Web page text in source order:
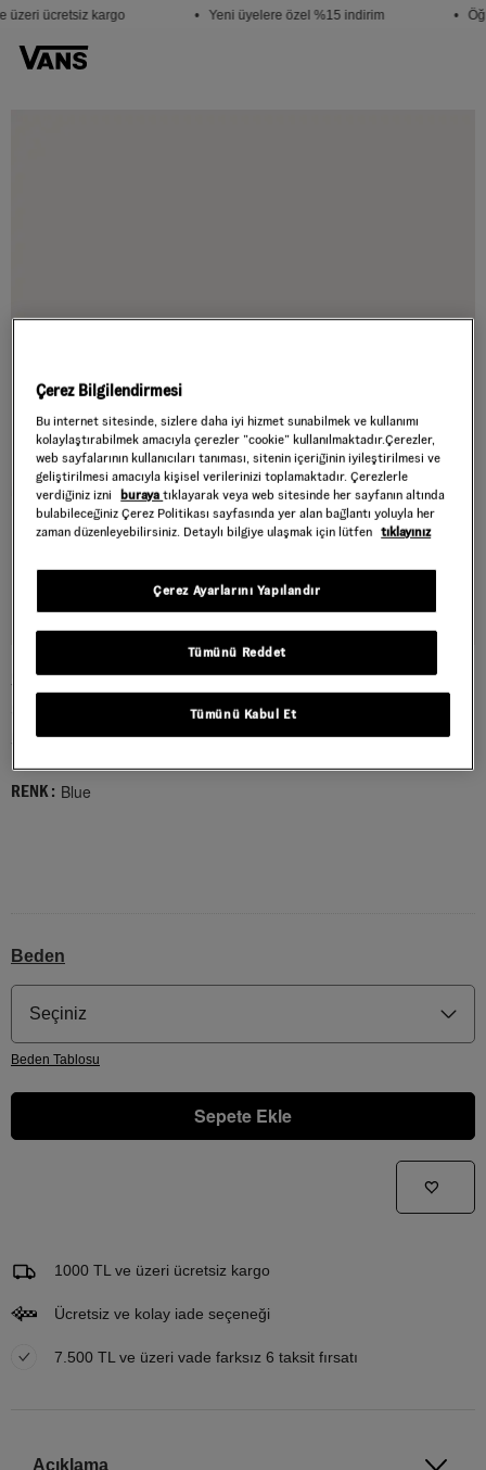
üzeri ücretsiz kargo • Yeni üyelere özel %15 indirim •
SUPER LOWPRO AYAKKABI
Style : VN000D8TCJF1
5.999,00 TL
RENK : Blue
Beden
Seçiniz
Beden Tablosu
Sepete Ekle
Email Adresi
1000 TL ve üzeri ücretsiz kargo
Ücretsiz ve kolay iade seçeneği
7.500 TL ve üzeri vade farksız 6 taksit fırsatı
Açıklama
Çerez Bilgilendirmesi
Bu internet sitesinde, sizlere daha iyi hizmet sunabilmek ve kullanımı
kolaylaştırabilmek amacıyla çerezler ”cookie” kullanılmaktadır.Çerezler,
web sayfalarının kullanıcıları tanıması, sitenin içeriğinin iyileştirilmesi ve
geliştirilmesi amacıyla kişisel verilerinizi toplamaktadır. Çerezlerle
verdiğiniz izni
burayatıklayarak veya web sitesinde her sayfanın altında
bulabileceğiniz Çerez Politikası sayfasında yer alan bağlantı yoluyla her
zaman düzenleyebilirsiniz. Detaylı bilgiye ulaşmak için lütfen tıklayınız
Tümünü Reddet
Tümünü Kabul Et
Çerez Ayarlarını Yapılandır